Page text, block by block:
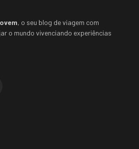
, o seu blog de viagem com
o mundo vivenciando experiências